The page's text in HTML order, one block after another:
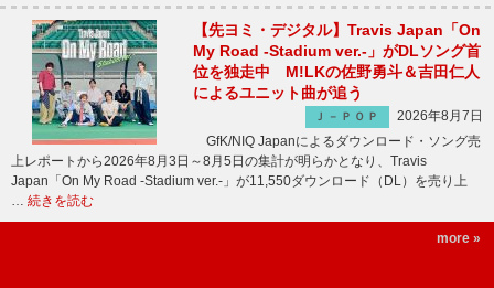
【先ヨミ・デジタル】Travis Japan「On
My Road -Stadium ver.-」がDLソング首
位を独走中 M!LKの佐野勇斗＆吉田仁人
によるユニット曲が追う
Ｊ－ＰＯＰ
2026年8月7日
GfK/NIQ Japanによるダウンロード・ソング売
上レポートから2026年8月3日～8月5日の集計が明らかとなり、Travis
Japan「On My Road -Stadium ver.-」が11,550ダウンロード（DL）を売り上
… 続きを読む
more »